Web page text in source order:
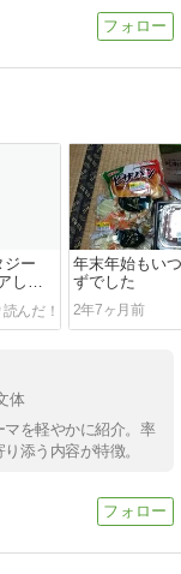
ジー
しま
年末年始もい
ずでした
2年7ヶ月前
体
を軽やかに紹介。率
添う内容が特徴。